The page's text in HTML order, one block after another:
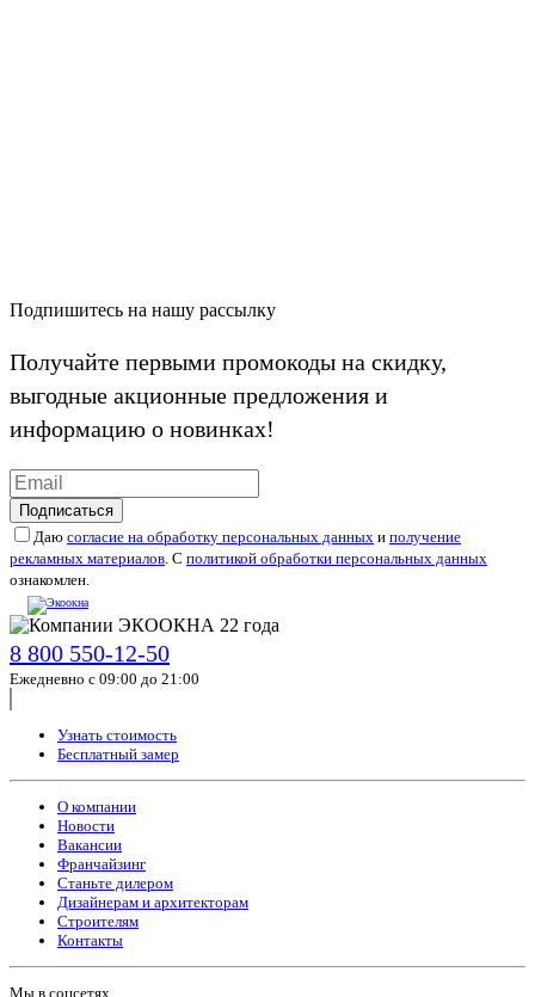
Подпишитесь на нашу рассылку
Получайте первыми промокоды на скидку,
выгодные акционные предложения и
информацию о новинках!
Подписаться
Даю согласие на обработку персональных данных и получение
рекламных материалов. С политикой обработки персональных данных
ознакомлен.
8 800 550-12-50
Ежедневно с 09:00 до 21:00
Узнать стоимость
Бесплатный замер
О компании
Новости
Вакансии
Франчайзинг
Станьте дилером
Дизайнерам и архитекторам
Строителям
Контакты
Мы в соцсетях